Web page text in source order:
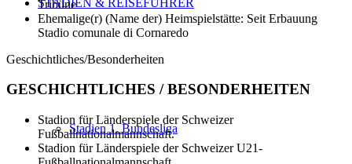
STADIEN & REISEFÜHRER
Stadien 1. Bundesliga
Tribüne
Ehemalige(r) (Name der) Heimspielstätte: Seit Erbauung
Stadio comunale di Cornaredo
Geschichtliches/Besonderheiten
GESCHICHTLICHES / BESONDERHEITEN
Stadion für Länderspiele der Schweizer
Fußballnationalmannschaft.
Stadion für Länderspiele der Schweizer U21-